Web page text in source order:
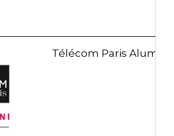
Télécom Paris Alumni